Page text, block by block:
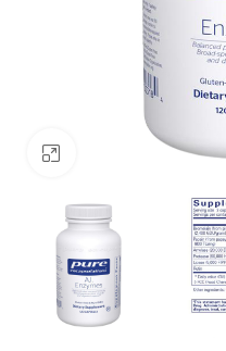
Click to enlarge